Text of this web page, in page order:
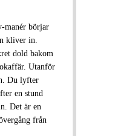
manér börjar
kliver in.
dold bakom
Utanför
Du lyfter
en stund
Det är en
från